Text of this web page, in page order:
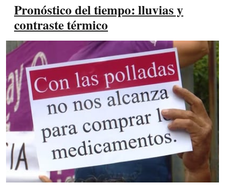
Pronóstico del tiempo: lluvias y
contraste térmico